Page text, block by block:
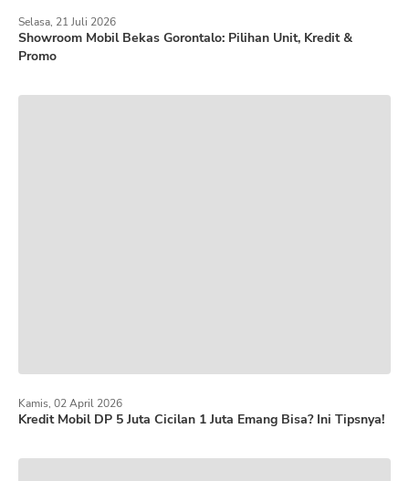
Showroom Mobil Bekas Gorontalo: Pilihan Unit, Kredit &
Promo
Selasa, 21 Juli 2026
Kredit Mobil DP 5 Juta Cicilan 1 Juta Emang Bisa? Ini Tipsnya!
Kamis, 02 April 2026